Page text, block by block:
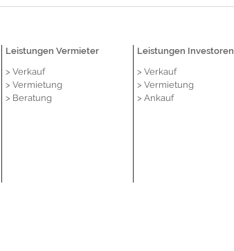
Leistungen Vermieter
> Verkauf
> Vermietung
> Beratung
Leistungen Investoren
> Verkauf
> Vermietung
> Ankauf